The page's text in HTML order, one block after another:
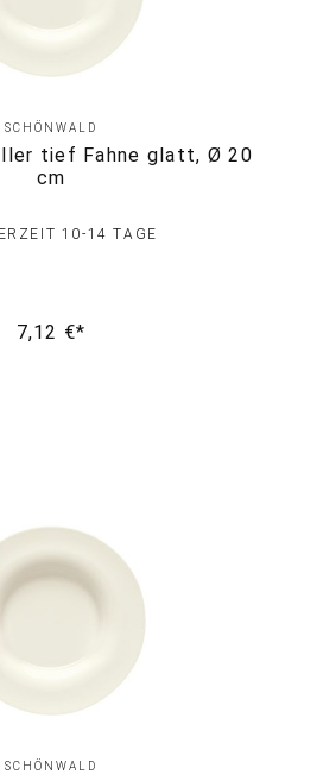
SCHÖNWALD
tief Fahne glatt, Ø 20
cm
10-14 TAGE
7,12 €*
SCHÖNWALD